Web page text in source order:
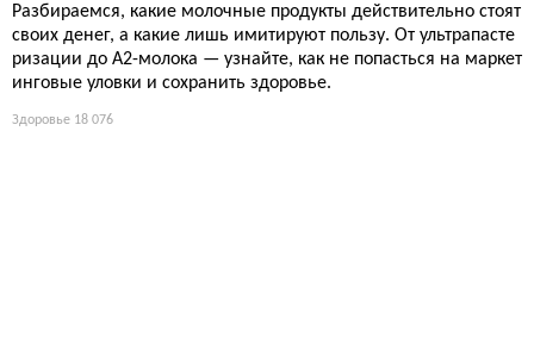
Разбираемся, какие молочные продукты действительно стоят
своих денег, а какие лишь имитируют пользу. От ультрапасте
ризации до А2-молока — узнайте, как не попасться на маркет
инговые уловки и сохранить здоровье.
Здоровье 18 076